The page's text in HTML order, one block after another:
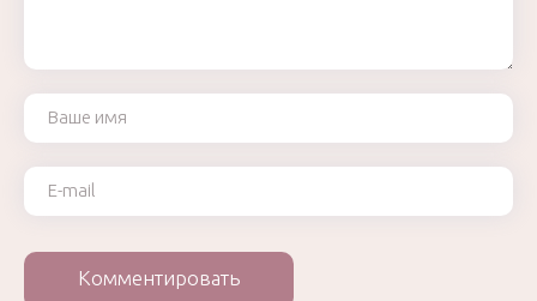
Ваше имя
Ваш e-mail
Комментировать